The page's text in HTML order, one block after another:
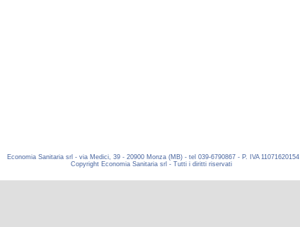
Economia Sanitaria srl - via Medici, 39 - 20900 Monza (MB) - tel 039-6790867 - P. IVA 11071620154
Copyright Economia Sanitaria srl - Tutti i diritti riservati